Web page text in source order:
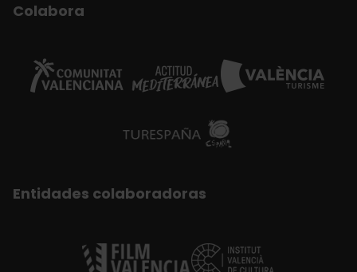
Colabora
Entidades colaboradoras